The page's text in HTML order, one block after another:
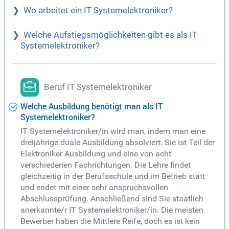
Wo arbeitet ein IT Systemelektroniker?
Welche Aufstiegsmöglichkeiten gibt es als IT
Systemelektroniker?
Beruf IT Systemelektroniker
Welche Ausbildung benötigt man als IT
Systemelektroniker?
IT Systemelektroniker/in wird man, indem man eine
dreijährige duale Ausbildung absolviert. Sie ist Teil der
Elektroniker Ausbildung und eine von acht
verschiedenen Fachrichtungen. Die Lehre findet
gleichzeitig in der Berufsschule und im Betrieb statt
und endet mit einer sehr anspruchsvollen
Abschlussprüfung. Anschließend sind Sie staatlich
anerkannte/r IT Systemelektroniker/in. Die meisten
Bewerber haben die Mittlere Reife, doch es ist kein